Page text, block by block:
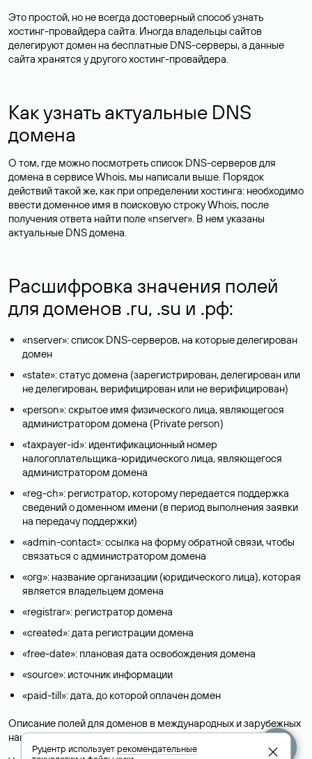
Это простой, но не всегда достоверный способ узнать
хостинг-провайдера сайта. Иногда владельцы сайтов
делегируют домен на бесплатные DNS-серверы, а данные
сайта хранятся у другого хостинг-провайдера.
Как узнать актуальные DNS
домена
О том, где можно посмотреть список DNS-серверов для
домена в сервисе Whois, мы написали выше. Порядок
действий такой же, как при определении хостинга: необходимо
ввести доменное имя в поисковую строку Whois, после
получения ответа найти поле «nserver». В нем указаны
актуальные DNS домена.
Расшифровка значения полей
для доменов .ru, .su и .рф:
«nserver»: список DNS-серверов, на которые делегирован
домен
«state»: статус домена (зарегистрирован, делегирован или
не делегирован, верифицирован или не верифицирован)
«person»: скрытое имя физического лица, являющегося
администратором домена (Privatе person)
«taxpayer-id»: идентификационный номер
налогоплательщика-юридического лица, являющегося
администратором домена
«reg-ch»: регистратор, которому передается поддержка
сведений о доменном имени (в период выполнения заявки
на передачу поддержки)
«admin-contact»: ссылка на форму обратной связи, чтобы
связаться с администратором домена
«org»: название организации (юридического лица), которая
является владельцем домена
«registrar»: регистратор домена
«created»: дата регистрации домена
«free-date»: плановая дата освобождения домена
«source»: источник информации
«paid-till»: дата, до которой оплачен домен
Описание полей для доменов в международных и зарубежных
национальных доменах представлены в разделе «Помощь».
Руцентр используетрекомендательные